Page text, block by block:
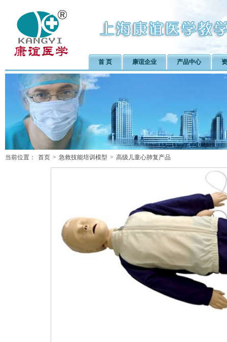
首 页 康谊企业 产品中心
当前位置： 首页 > 急救技能培训模型 > 高级儿童心肺复产品